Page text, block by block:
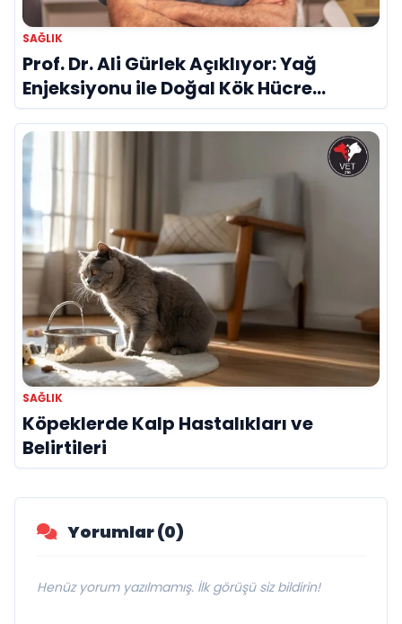
SAĞLIK
Prof. Dr. Ali Gürlek Açıklıyor: Yağ
Enjeksiyonu ile Doğal Kök Hücre
Tedavisi
SAĞLIK
Köpeklerde Kalp Hastalıkları ve
Belirtileri
Yorumlar (0)
Henüz yorum yazılmamış. İlk görüşü siz bildirin!